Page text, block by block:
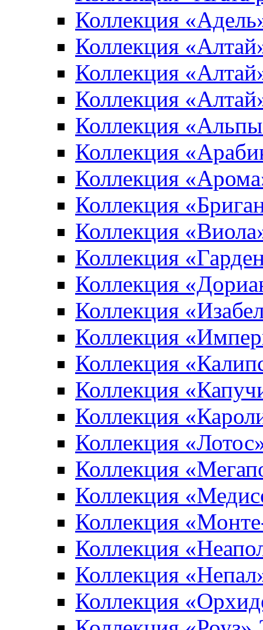
Коллекция
Коллекция
Коллекция
Коллекция
Коллекция
Коллекция
Коллекция
Коллекция
Коллекция
Коллекция
Коллекция
Коллекция
Коллекция
Коллекция
Коллекция
Коллекция
Коллекция
Коллекция
Коллекция
Коллекция
Коллекция
Коллекция
Коллекция